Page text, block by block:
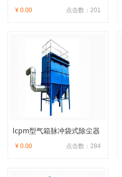
点击数：201
¥ 0.00
lcpm型气箱脉冲袋式除尘器
点击数：284
¥ 0.00